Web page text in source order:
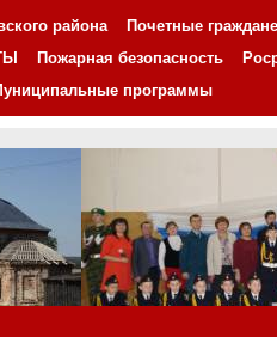
района Почетные граждане
Пожарная безопасность
программы